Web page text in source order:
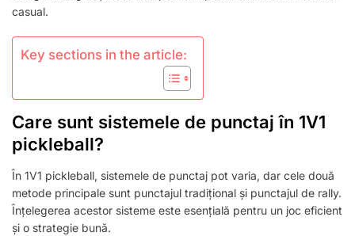
casual.
Key sections in the article:
Care sunt sistemele de punctaj în 1V1
pickleball?
În 1V1 pickleball, sistemele de punctaj pot varia, dar cele două
metode principale sunt punctajul tradițional și punctajul de rally.
Înțelegerea acestor sisteme este esențială pentru un joc eficient
și o strategie bună.